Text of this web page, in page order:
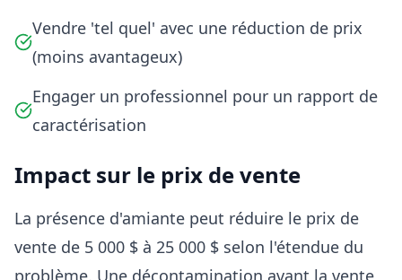
Vendre 'tel quel' avec une réduction de prix
(moins avantageux)
Engager un professionnel pour un rapport de
caractérisation
Impact sur le prix de vente
La présence d'amiante peut réduire le prix de
vente de 5 000 $ à 25 000 $ selon l'étendue du
problème. Une décontamination avant la vente